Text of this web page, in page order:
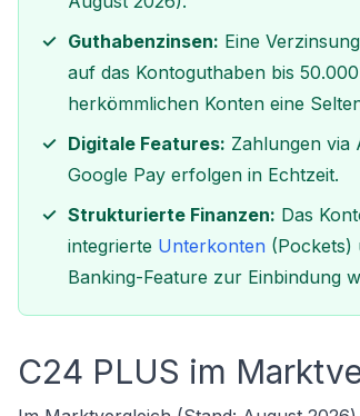
Guthabenzinsen: Eine
auf das Kontoguthaben bis
herkömmlichen Konten eine
Digitale Features: Zahlungen via
Google Pay erfolgen in Echtzeit.
Strukturierte Finanzen: Das
integrierte Unterkonten (Pockets)
Banking-Feature zur Einbindung
C24 PLUS im